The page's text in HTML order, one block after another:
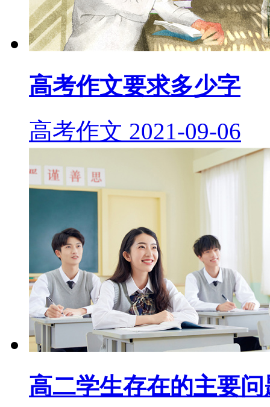
高考作文要求多少字
高考作文 2021-09-06
高二学生存在的主要问